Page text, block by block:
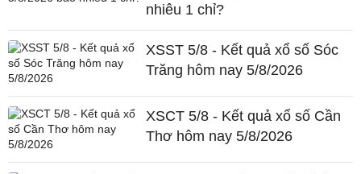
nhiêu 1 chỉ?
XSST 5/8 - Kết quả xổ số Sóc
Trăng hôm nay 5/8/2026
XSCT 5/8 - Kết quả xổ số Cần
Thơ hôm nay 5/8/2026